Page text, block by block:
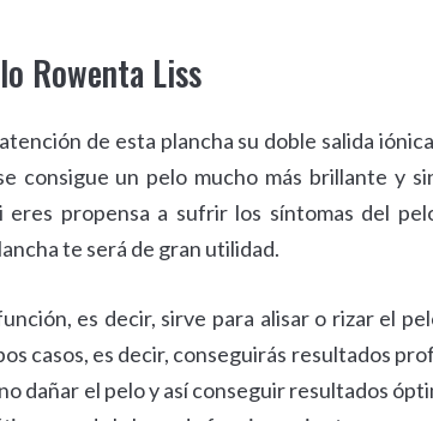
Rowenta Liss
de esta plancha su doble salida
consigue un pelo mucho más brillante y
eres propensa a sufrir los síntomas del
te será de gran utilidad.
es decir, sirve para alisar o rizar el
casos, es decir, conseguirás resultados
dañar el pelo y así conseguir resultados